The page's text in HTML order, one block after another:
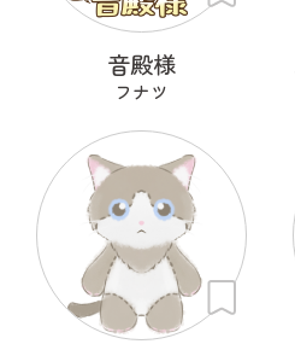
音殿様
フナツ